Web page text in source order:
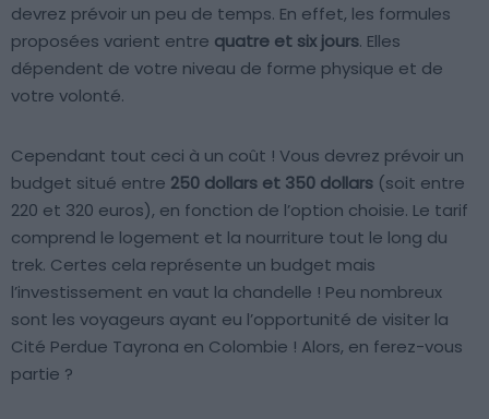
devrez prévoir un peu de temps. En effet, les formules
proposées varient entre quatre et six jours. Elles
dépendent de votre niveau de forme physique et de
votre volonté.
Cependant tout ceci à un coût ! Vous devrez prévoir un
budget situé entre 250 dollars et 350 dollars (soit entre
220 et 320 euros), en fonction de l’option choisie. Le tarif
comprend le logement et la nourriture tout le long du
trek. Certes cela représente un budget mais
l’investissement en vaut la chandelle ! Peu nombreux
sont les voyageurs ayant eu l’opportunité de visiter la
Cité Perdue Tayrona en Colombie ! Alors, en ferez-vous
partie ?